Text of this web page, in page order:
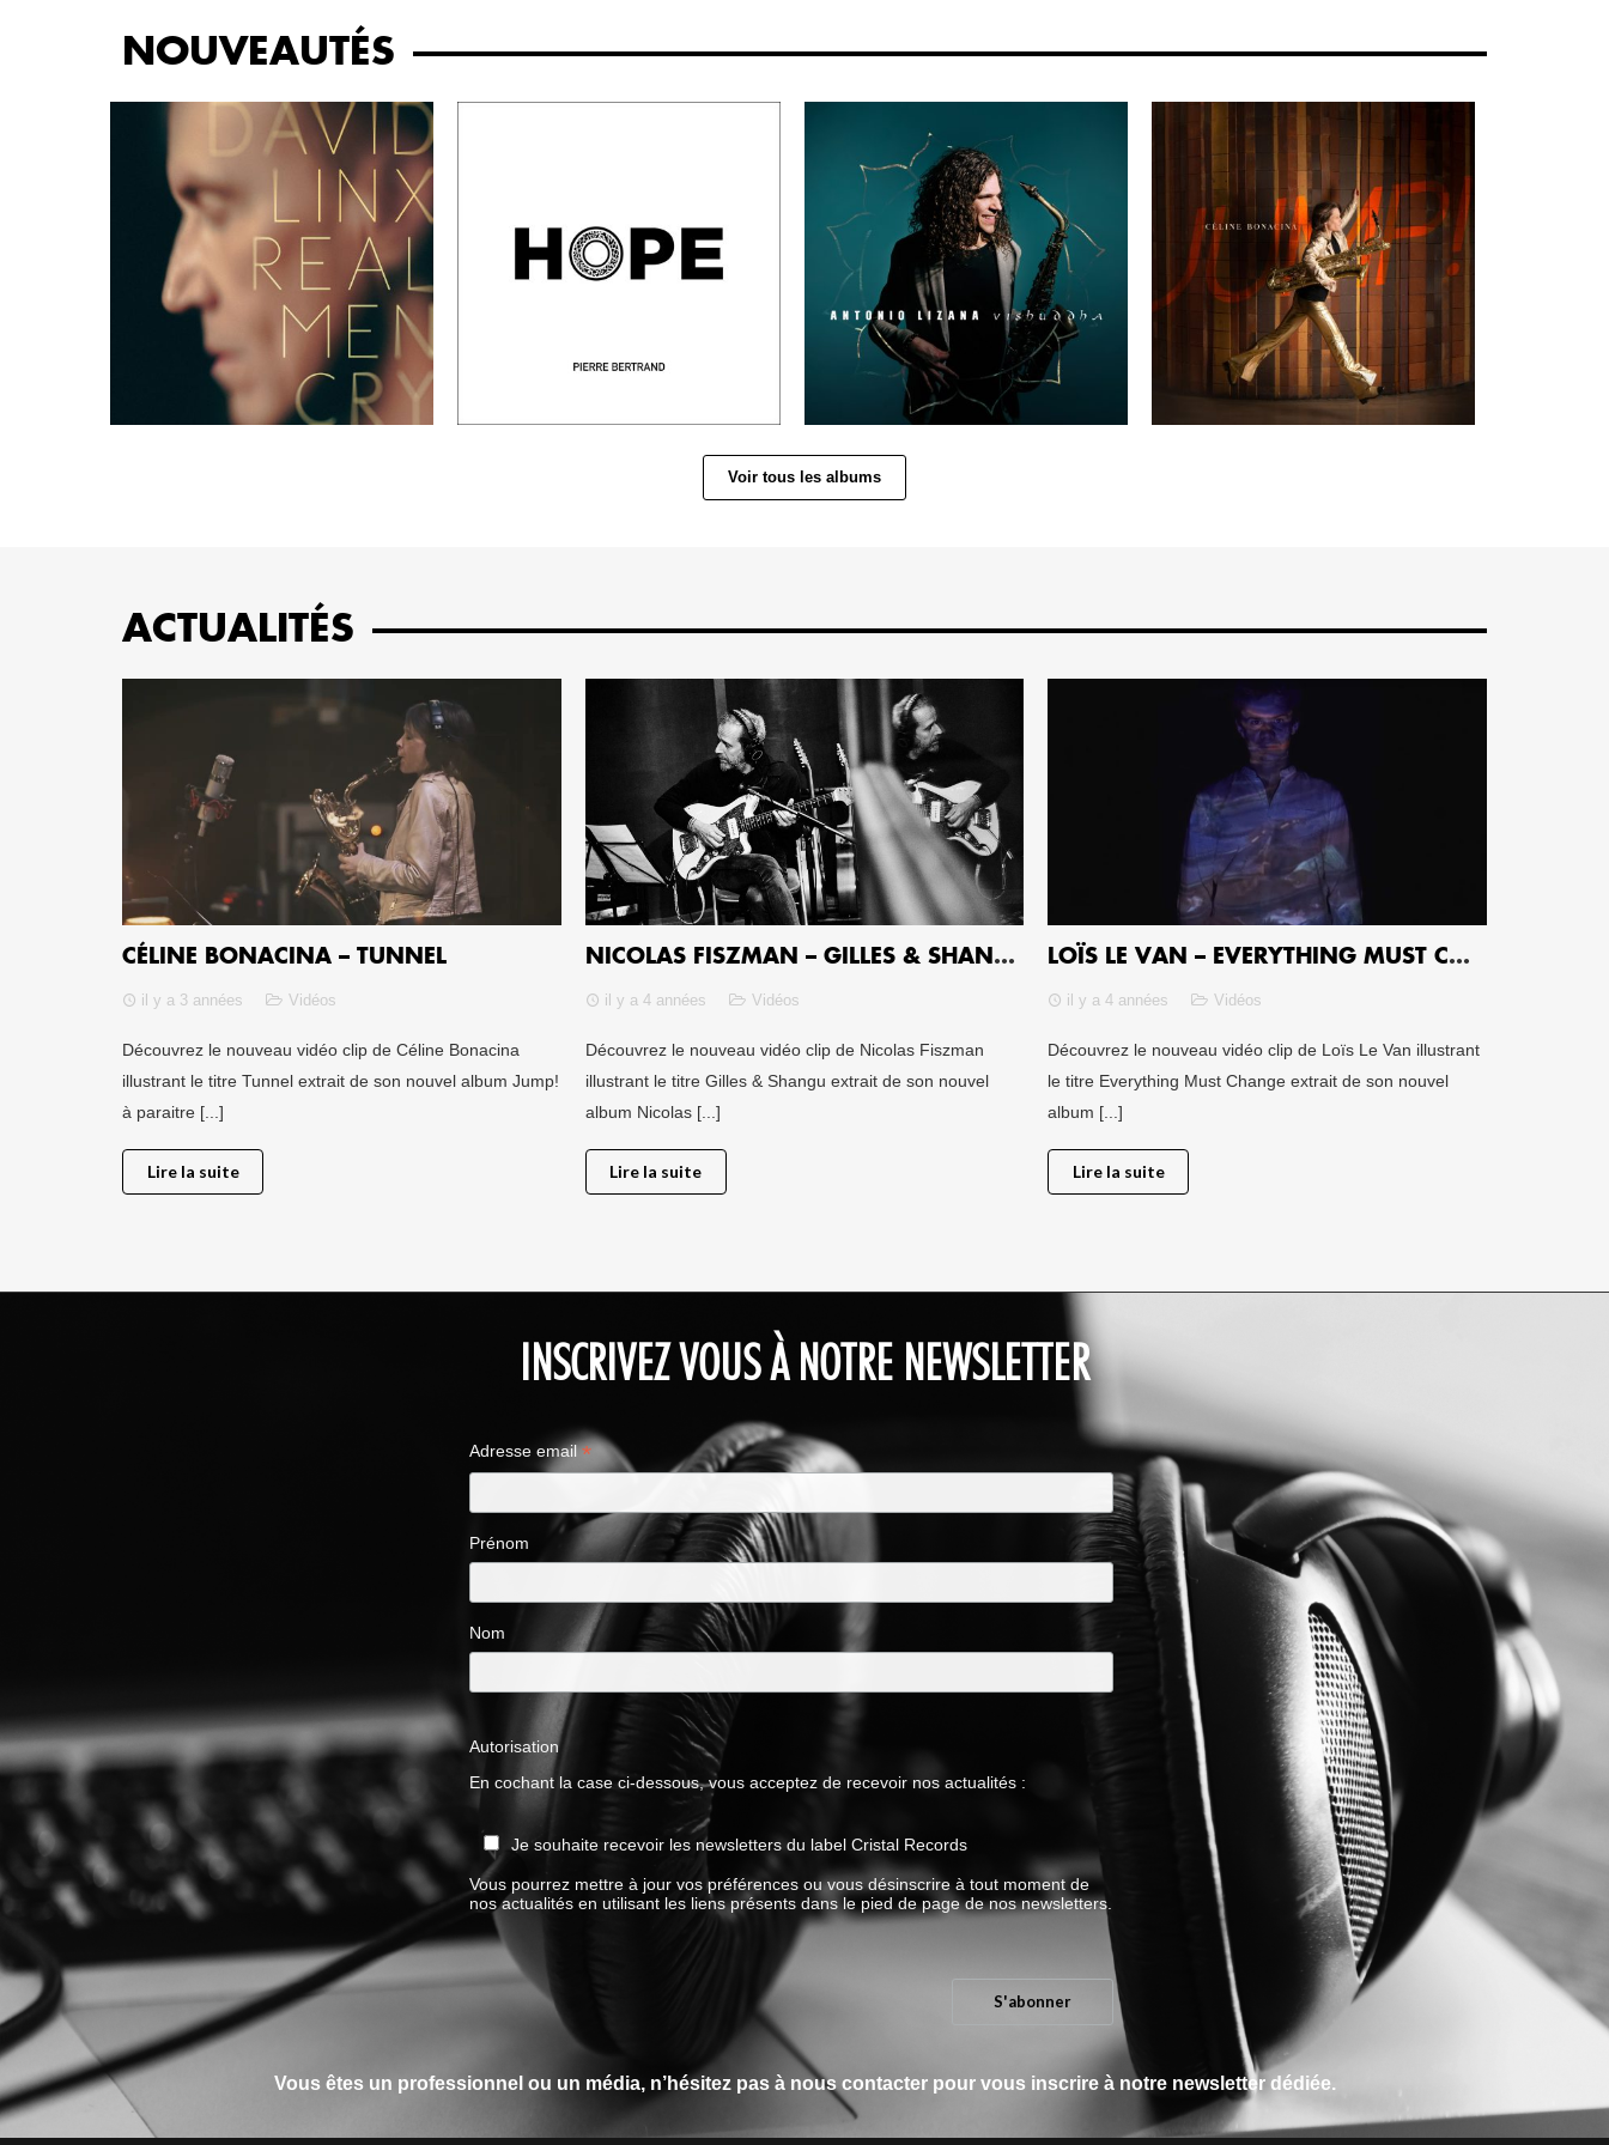
NOUVEAUTÉS
Voir tous les albums
ACTUALITÉS
CÉLINE BONACINA – TUNNEL
il y a 3 années Vidéos
Découvrez le nouveau vidéo clip de Céline Bonacina
illustrant le titre Tunnel extrait de son nouvel album Jump!
à paraitre [...]
Lire la suite
NICOLAS FISZMAN – GILLES & SHANGU
il y a 4 années Vidéos
Découvrez le nouveau vidéo clip de Nicolas Fiszman
illustrant le titre Gilles & Shangu extrait de son nouvel
album Nicolas [...]
Lire la suite
LOÏS LE VAN – EVERYTHING MUST CHANGE
il y a 4 années Vidéos
Découvrez le nouveau vidéo clip de Loïs Le Van illustrant
le titre Everything Must Change extrait de son nouvel
album [...]
Lire la suite
INSCRIVEZ VOUS À NOTRE NEWSLETTER
Adresse email*
Prénom
Nom
Autorisation
En cochant la case ci-dessous, vous acceptez de recevoir nos actualités :
Je souhaite recevoir les newsletters du label Cristal Records
Vous pourrez mettre à jour vos préférences ou vous désinscrire à tout moment de
nos actualités en utilisant les liens présents dans le pied de page de nos newsletters.
Vous êtes un professionnel ou un média, n’hésitez pas à nous contacter pour vous inscrire à notre newsletter dédiée.